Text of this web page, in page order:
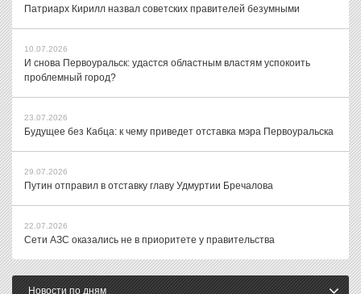
Патриарх Кирилл назвал советских правителей безумными
10.07.2026
И снова Первоуральск: удастся областным властям успокоить
проблемный город?
23.07.2026
Будущее без Кабца: к чему приведет отставка мэра Первоуральска
29.07.2026
Путин отправил в отставку главу Удмуртии Бречалова
22.07.2026
Сети АЗС оказались не в приоритете у правительства
Новости по дням